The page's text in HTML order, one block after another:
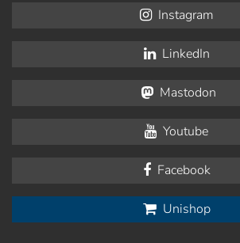
Instagram
LinkedIn
Mastodon
Youtube
Facebook
Unishop